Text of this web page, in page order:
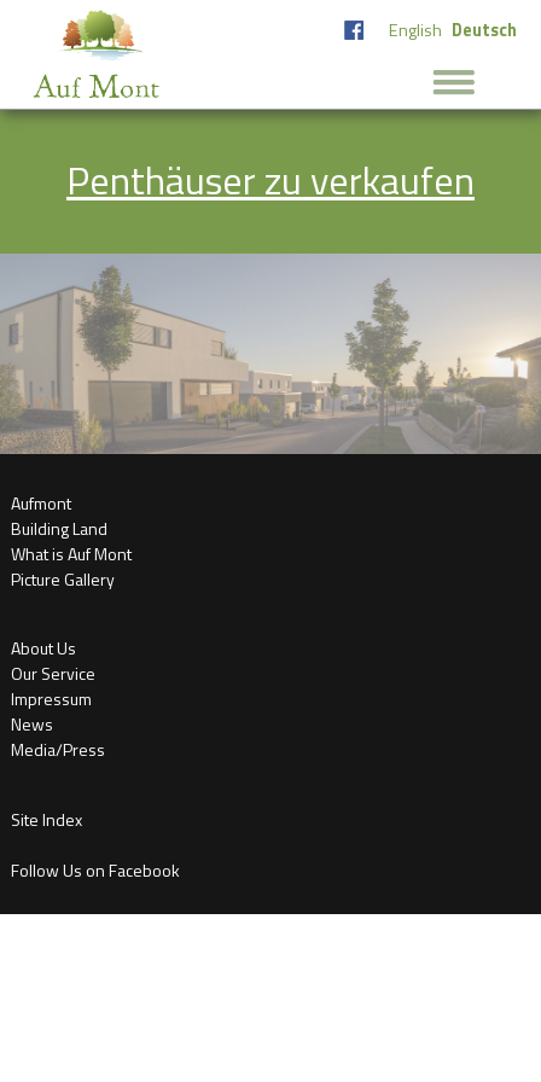
English Deutsch
Penthäuser zu verkaufen
Aufmont
Building Land
What is Auf Mont
Picture Gallery
About Us
Our Service
Impressum
News
Media/Press
Site Index
Follow Us on Facebook